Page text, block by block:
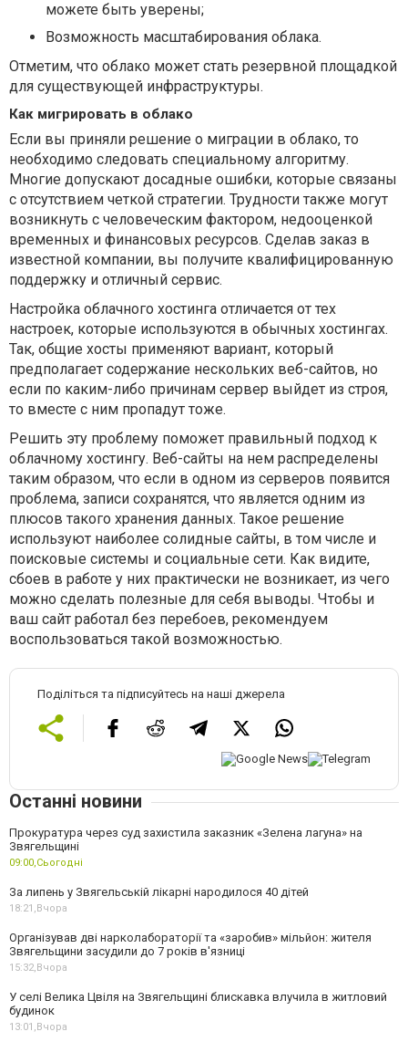
можете быть уверены;
Возможность масштабирования облака.
Отметим, что облако может стать резервной площадкой
для существующей инфраструктуры.
Как мигрировать в облако
Если вы приняли решение о миграции в облако, то
необходимо следовать специальному алгоритму.
Многие допускают досадные ошибки, которые связаны
с отсутствием четкой стратегии. Трудности также могут
возникнуть с человеческим фактором, недооценкой
временных и финансовых ресурсов. Сделав заказ в
известной компании, вы получите квалифицированную
поддержку и отличный сервис.
Настройка облачного хостинга отличается от тех
настроек, которые используются в обычных хостингах.
Так, общие хосты применяют вариант, который
предполагает содержание нескольких веб-сайтов, но
если по каким-либо причинам сервер выйдет из строя,
то вместе с ним пропадут тоже.
Решить эту проблему поможет правильный подход к
облачному хостингу. Веб-сайты на нем распределены
таким образом, что если в одном из серверов появится
проблема, записи сохранятся, что является одним из
плюсов такого хранения данных. Такое решение
используют наиболее солидные сайты, в том числе и
поисковые системы и социальные сети. Как видите,
сбоев в работе у них практически не возникает, из чего
можно сделать полезные для себя выводы. Чтобы и
ваш сайт работал без перебоев, рекомендуем
воспользоваться такой возможностью.
Поділіться та підписуйтесь на наші джерела
Останні новини
Прокуратура через суд захистила заказник «Зелена лагуна» на
Звягельщині
09:00,Сьогодні
За липень у Звягельській лікарні народилося 40 дітей
18:21,Вчора
Організував дві нарколабораторії та «заробив» мільйон: жителя
Звягельщини засудили до 7 років в'язниці
15:32,Вчора
У селі Велика Цвіля на Звягельщині блискавка влучила в житловий
будинок
13:01,Вчора